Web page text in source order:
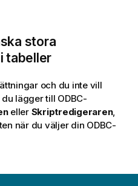
stora
tabeller
och du inte vill
lägger till ODBC-
eller Skriptredigeraren,
när du väljer din ODBC-